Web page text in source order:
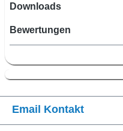
Downloads
Bewertungen
Email Kontakt